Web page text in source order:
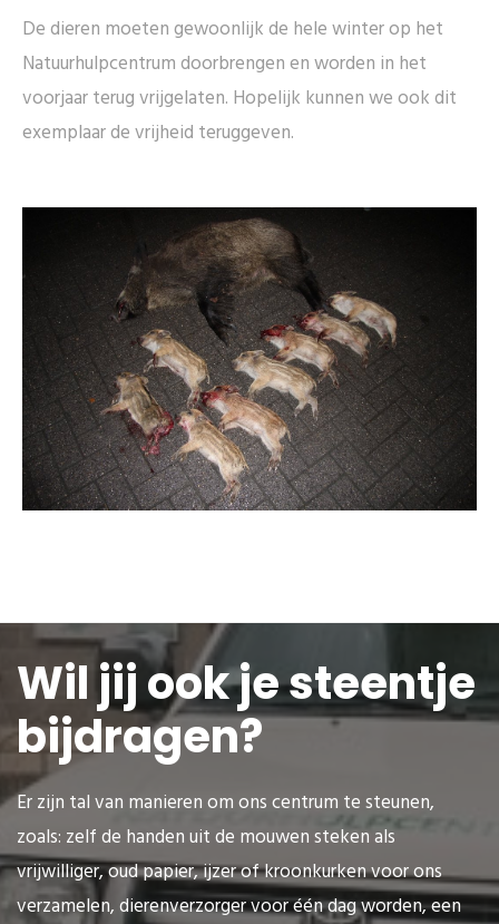
De dieren moeten gewoonlijk de hele winter op het
Natuurhulpcentrum doorbrengen en worden in het
voorjaar terug vrijgelaten. Hopelijk kunnen we ook dit
exemplaar de vrijheid teruggeven.
Wil jij ook je steentje
bijdragen?
Er zijn tal van manieren om ons centrum te steunen,
zoals: zelf de handen uit de mouwen steken als
vrijwilliger, oud papier, ijzer of kroonkurken voor ons
verzamelen, dierenverzorger voor één dag worden, een